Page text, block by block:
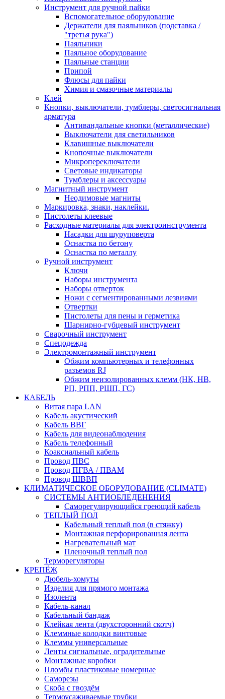
Инструмент для ручной пайки
Вспомогательное оборудование
Держатели для паяльников (подставка /
"третья рука")
Паяльники
Паяльное оборудование
Паяльные станции
Припой
Флюсы для пайки
Химия и смазочные материалы
Клей
Кнопки, выключатели, тумблеры, светосигнальная
арматура
Антивандальные кнопки (металлические)
Выключатели для светильников
Клавишные выключатели
Кнопочные выключатели
Микропереключатели
Световые индикаторы
Тумблеры и аксессуары
Магнитный инструмент
Неодимовые магниты
Маркировка, знаки, наклейки.
Пистолеты клеевые
Расходные материалы для электроинструмента
Насадки для шуруповерта
Оснастка по бетону
Оснастка по металлу
Ручной инструмент
Ключи
Наборы инструмента
Наборы отверток
Ножи с сегментированными лезвиями
Отвертки
Пистолеты для пены и герметика
Шарнирно-губцевый инструмент
Сварочный инструмент
Спецодежда
Электромонтажный инструмент
Обжим компьютерных и телефонных
разъемов RJ
Обжим неизолированных клемм (НК, НВ,
РП, РПП, РШП, ГС)
КАБЕЛЬ
Витая пара LAN
Кабель акустический
Кабель ВВГ
Кабель для видеонаблюдения
Кабель телефонный
Коаксиальный кабель
Провод ПВС
Провод ПГВА / ПВАМ
Провод ШВВП
КЛИМАТИЧЕСКОЕ ОБОРУДОВАНИЕ (CLIMATE)
СИСТЕМЫ АНТИОБЛЕДЕНЕНИЯ
Саморегулирующийся греющий кабель
ТЕПЛЫЙ ПОЛ
Кабельный теплый пол (в стяжку)
Монтажная перфорированная лента
Нагревательный мат
Пленочный теплый пол
Терморегуляторы
КРЕПЁЖ
Дюбель-хомуты
Изделия для прямого монтажа
Изолента
Кабель-канал
Кабельный бандаж
Клейкая лента (двухсторонний скотч)
Клеммные колодки винтовые
Клеммы универсальные
Ленты сигнальные, оградительные
Монтажные коробки
Пломбы пластиковые номерные
Саморезы
Скоба с гвоздём
Термоусаживаемые трубки